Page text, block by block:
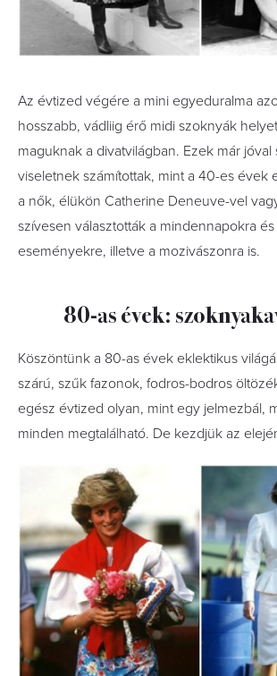
Az évtized végére a mini egyeduralma
hosszabb, vádliig érő midi szoknyák
maguknak a divatvilágban. Ezek már jóval
viseletnek számítottak, mint a 40-es évek
a nők, élükön Catherine Deneuve-vel
szívesen választották a mindennapokra
eseményekre, illetve a mozivászonra is.
80-as évek:
Köszöntünk a 80-as évek eklektikus
szárú, szűk fazonok, fodros-bodros
egész évtized olyan, mint egy jelmezbál,
minden megtalálható. De kezdjük az